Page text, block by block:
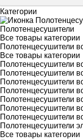
Категории
Полотенцесушители
Все товары категории
Полотенцесушители
Все товары категории
Полотенцесушители
Полотенцесушители
Полотенцесушители
Полотенцесушители
Полотенцесушители
Полотенцесушители
Полотенцесушители
Полотенцесушители
Все товары категории